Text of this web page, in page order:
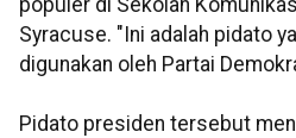
populer di Sekolah
Syracuse. "Ini adalah pidato
digunakan oleh Partai
Pidato presiden tersebut